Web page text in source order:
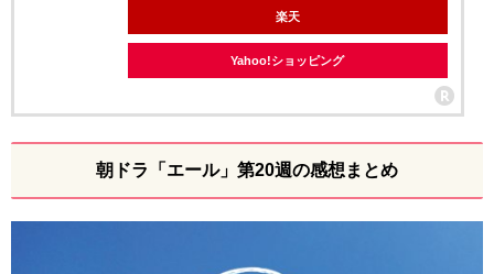
楽天
Yahoo!ショッピング
朝ドラ「エール」第20週の感想まとめ